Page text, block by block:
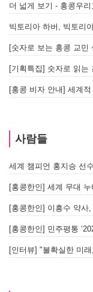
더 넓게 보기 - 홍콩우
사람들